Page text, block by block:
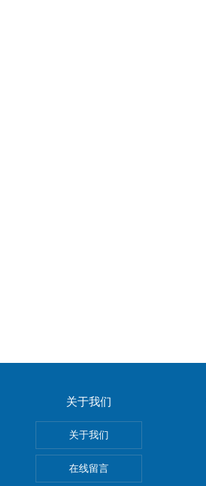
关于我们
关于我们
在线留言